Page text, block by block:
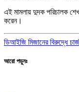
এই মামলায় দুদক পরিচালক শেখ
করেন।
ডিআইজি মিজানের বিরুদ্ধে
আরো পড়ুনঃ